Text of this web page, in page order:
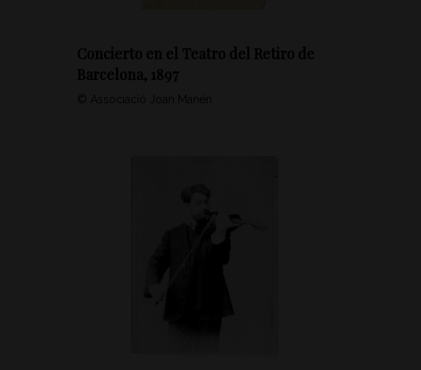
Concierto en el Teatro del Retiro de
Barcelona, 1897
© Associació Joan Manén